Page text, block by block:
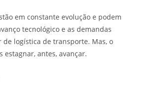
em constante evolução e podem
tecnológico e as demandas
de logística de transporte. Mas, o
estagnar, antes, avançar.